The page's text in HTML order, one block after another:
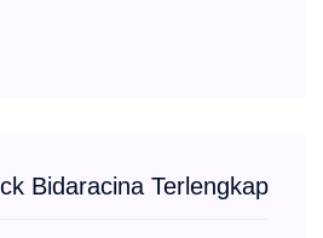
Bidaracina Terlengkap